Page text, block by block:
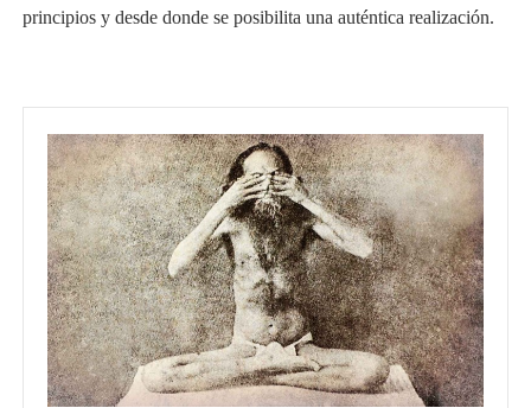
principios y desde donde se posibilita una auténtica realización.